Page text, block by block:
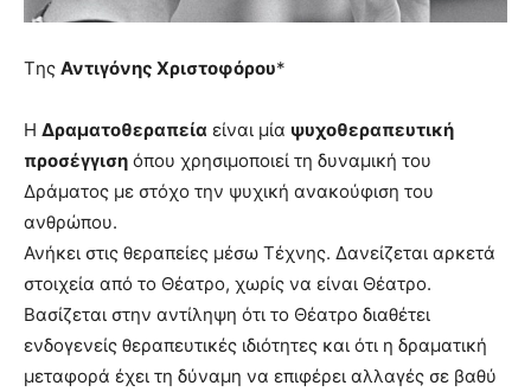
you
meaning
pornhun
hd
porn
Tης Αντιγόνης Χριστοφόρου*
Η Δραματοθεραπεία είναι μία ψυχοθεραπευτική
προσέγγιση όπου χρησιμοποιεί τη δυναμική του
Δράματος με στόχο την ψυχική ανακούφιση του
ανθρώπου.
Ανήκει στις θεραπείες μέσω Τέχνης. Δανείζεται αρκετά
στοιχεία από το Θέατρο, χωρίς να είναι Θέατρο.
Βασίζεται στην αντίληψη ότι το Θέατρο διαθέτει
ενδογενείς θεραπευτικές ιδιότητες και ότι η δραματική
μεταφορά έχει τη δύναμη να επιφέρει αλλαγές σε βαθύ